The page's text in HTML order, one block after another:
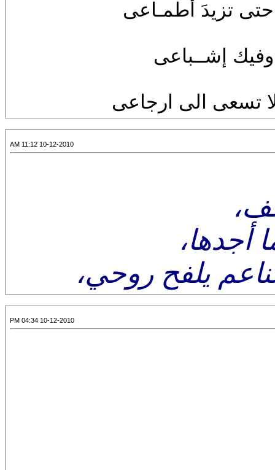
تزيدَ أطمـاعى
إشــباعى
تسعى الى ارجاعى
10-12-2010 11:12 AM
أجدها،
يلفح روحي،
10-12-2010 04:34 PM